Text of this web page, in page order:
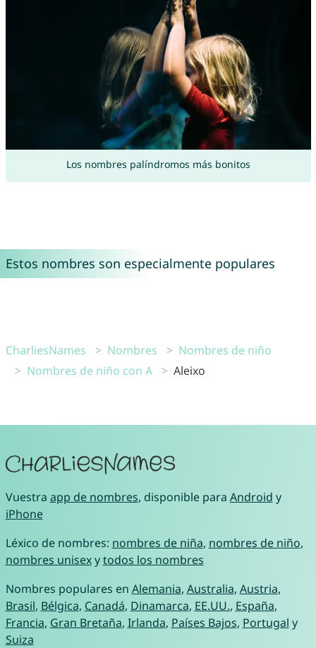
Los nombres palíndromos más bonitos
Estos nombres son especialmente populares
CharliesNames Nombres
Nombres de niño
Nombres de niño con A
Aleixo
Vuestra app de nombres, disponible para Android y
iPhone
Léxico de nombres: nombres de niña, nombres de niño,
nombres unisexytodos los nombres
Nombres populares en Alemania, Australia, Austria,
Brasil, Bélgica, Canadá, Dinamarca, EE.UU., España,
Francia, Gran Bretaña, Irlanda, Países Bajos, Portugal y
Suiza